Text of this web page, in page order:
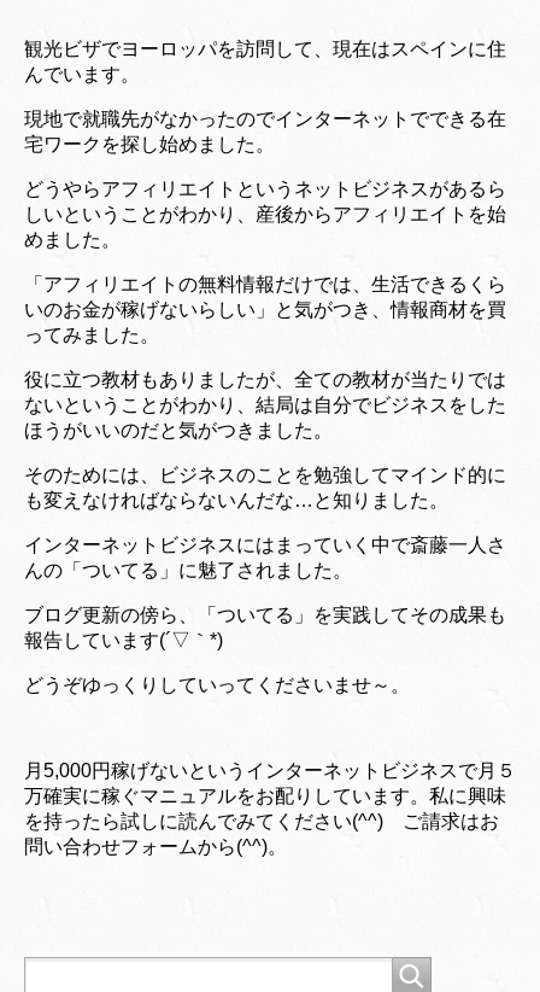
観光ビザでヨーロッパを訪問して、現在はスペインに住
んでいます。
現地で就職先がなかったのでインターネットでできる在
宅ワークを探し始めました。
どうやらアフィリエイトというネットビジネスがあるら
しいということがわかり、産後からアフィリエイトを始
めました。
「アフィリエイトの無料情報だけでは、生活できるくら
いのお金が稼げないらしい」と気がつき、情報商材を買
ってみました。
役に立つ教材もありましたが、全ての教材が当たりでは
ないということがわかり、結局は自分でビジネスをした
ほうがいいのだと気がつきました。
そのためには、ビジネスのことを勉強してマインド的に
も変えなければならないんだな…と知りました。
インターネットビジネスにはまっていく中で斎藤一人さ
んの「ついてる」に魅了されました。
ブログ更新の傍ら、「ついてる」を実践してその成果も
報告しています(´▽｀*)
どうぞゆっくりしていってくださいませ～。
月5,000円稼げないというインターネットビジネスで月５
万確実に稼ぐマニュアルをお配りしています。私に興味
を持ったら試しに読んでみてください(^^) ご請求はお
問い合わせフォームから(^^)。